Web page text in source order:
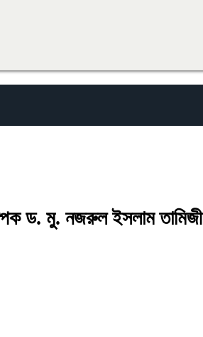
ড. মু. নজরুল ইসলাম তামিজী